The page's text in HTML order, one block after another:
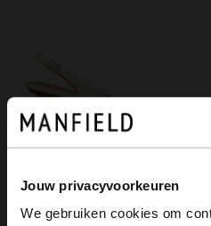
Jouw privacyvoorkeuren
We gebruiken cookies om
Off white lakleren slingbacks